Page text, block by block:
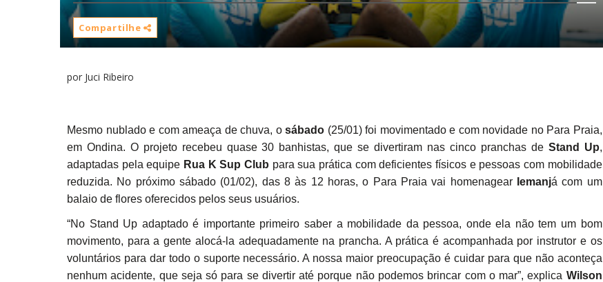
Compartilhe
por Juci Ribeiro
Mesmo nublado e com ameaça de chuva, osábado (25/01) foi movimentado e com novidade no Para Praia,
em Ondina. O projeto recebeu quase 30 banhistas, que se divertiram nas cinco pranchas de Stand Up,
adaptadas pela equipe Rua K Sup Club para sua prática com deficientes físicos e pessoas com mobilidade
reduzida. No próximo sábado (01/02), das 8 às 12 horas, o Para Praia vai homenagear Iemanjá com um
balaio de flores oferecidos pelos seus usuários.
“No Stand Up adaptado é importante primeiro saber a mobilidade da pessoa, onde ela não tem um bom
movimento, para a gente alocá-la adequadamente na prancha. A prática é acompanhada por instrutor e os
voluntários para dar todo o suporte necessário. A nossa maior preocupação é cuidar para que não aconteça
nenhum acidente, que seja só para se divertir até porque não podemos brincar com o mar”, explica Wilson